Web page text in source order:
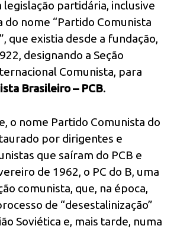
legislação partidária, inclusive
do nome “Partido Comunista
que existia desde a fundação,
designando a Seção
Comunista, para
Brasileiro – PCB.
o nome Partido Comunista do
por dirigentes e
que saíram do PCB e
de 1962, o PC do B, uma
comunista, que, na época,
de “desestalinização”
Soviética e, mais tarde, numa